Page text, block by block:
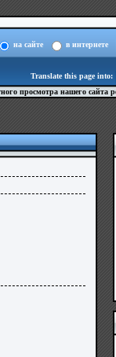
на сайте в интернете
Translate this page into:
просмотра нашего сайта